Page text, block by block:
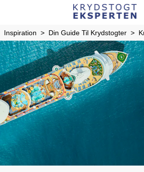
Inspiration Din Guide Til Krydstogter